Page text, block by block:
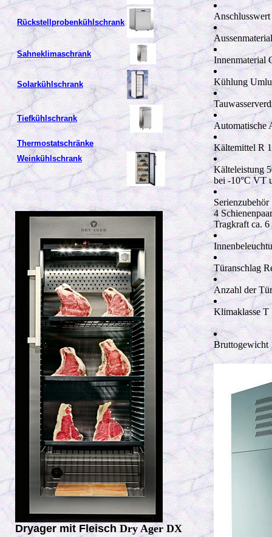
Rückstellprobenkühlschrank
Sahneklimaschrank
Solarkühlschrank
Tiefkühlschrank
Thermostatschränke
Weinkühlschrank
Dryager mit FleischDry Ager DX
Anschlusswert
Innenmaterial
Kühlung
Automatische
Kältemittel R
Kälteleistung
bei -10°C VT
Serienzubehör
4
Tragkraft ca.
Türanschlag
Anzahl der
Klimaklasse T
Bruttogewicht